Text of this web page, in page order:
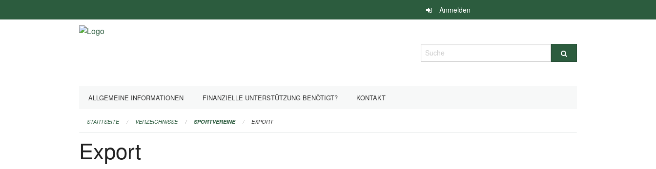
überspringen
Anmelden
Suche
ALLGEMEINE INFORMATIONEN FINANZIELLE UNTERSTÜTZUNG BENÖTIGT? KONTAKT
STARTSEITE VERZEICHNISSE SPORTVEREINE EXPORT
Export